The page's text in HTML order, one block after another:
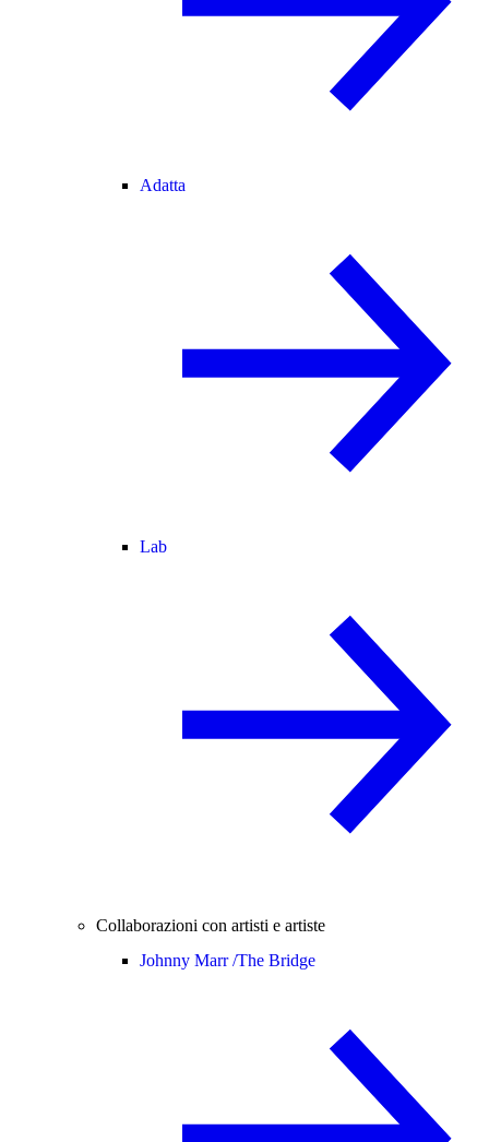
Adatta
Lab
Collaborazioni con artisti e artiste
Johnny Marr /The Bridge